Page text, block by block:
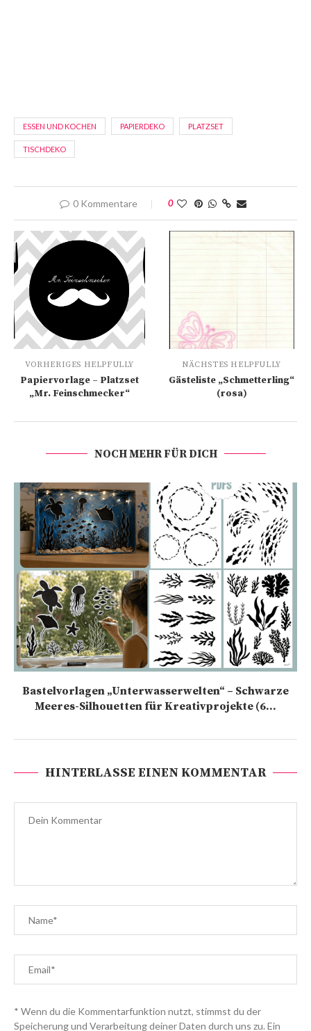
ESSEN UND KOCHEN PAPIERDEKO PLATZSET
TISCHDEKO
0 Kommentare 0
VORHERIGES HELPFULLY
Papiervorlage – Platzset
„Mr. Feinschmecker“
NÄCHSTES HELPFULLY
Gästeliste „Schmetterling“
(rosa)
NOCH MEHR FÜR DICH
Bastelvorlagen „Unterwasserwelten“ – Schwarze
Meeres-Silhouetten für Kreativprojekte (6...
HINTERLASSE EINEN KOMMENTAR
* Wenn du die Kommentarfunktion nutzt, stimmst du der
Speicherung und Verarbeitung deiner Daten durch uns zu. Ein